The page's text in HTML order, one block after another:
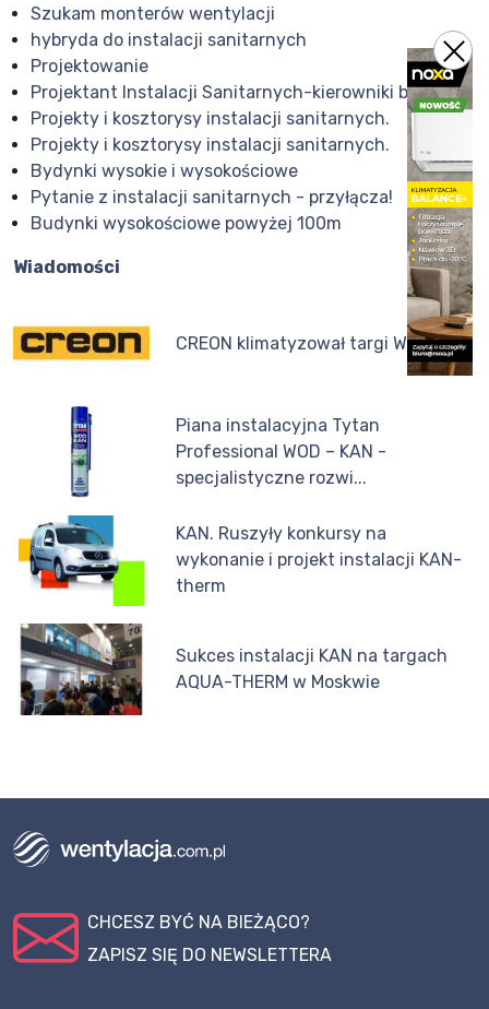
Szukam monterów wentylacji
hybryda do instalacji sanitarnych
Projektowanie
Projektant Instalacji Sanitarnych-kierowniki biura
Projekty i kosztorysy instalacji sanitarnych.
Projekty i kosztorysy instalacji sanitarnych.
Bydynki wysokie i wysokościowe
Pytanie z instalacji sanitarnych - przyłącza!
Budynki wysokościowe powyżej 100m
Wiadomości
CREON klimatyzował targi Wod-Kan.
Piana instalacyjna Tytan
Professional WOD – KAN -
specjalistyczne rozwi...
KAN. Ruszyły konkursy na
wykonanie i projekt instalacji KAN-
therm
Sukces instalacji KAN na targach
AQUA-THERM w Moskwie
CHCESZ BYĆ NA BIEŻĄCO?
ZAPISZ SIĘ DO NEWSLETTERA